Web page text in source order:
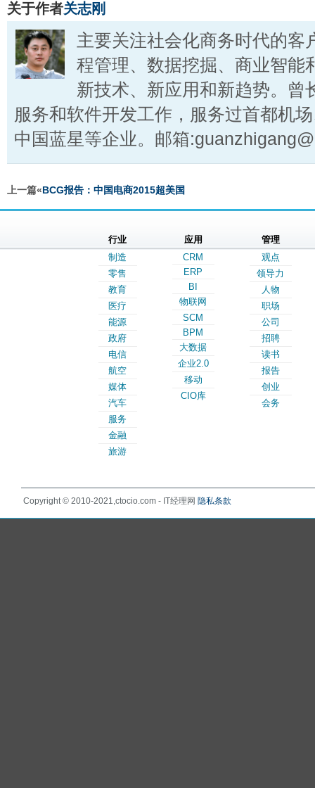
关于作者关志刚
主要关注社会化商务时代的客
程管理、数据挖掘、商业智能
新技术、新应用和新趋势。曾
服务和软件开发工作，服务过首都机
中国蓝星等企业。邮箱
上一篇«BCG报告：中国电商2015超美国
行业
制造
零售
教育
医疗
能源
政府
电信
航空
媒体
汽车
服务
金融
旅游
应用
CRM
ERP
BI
物联网
SCM
BPM
大数据
企业2.0
移动
CIO库
管理
观点
领导力
人物
职场
公司
招聘
读书
报告
创业
会务
Copyright © 2010-2021,ctocio.com - IT经理网 隐私条款